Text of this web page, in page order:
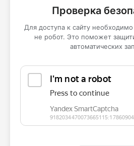
Проверка
Для доступа к сайту
не робот. Это поможет
автоматических